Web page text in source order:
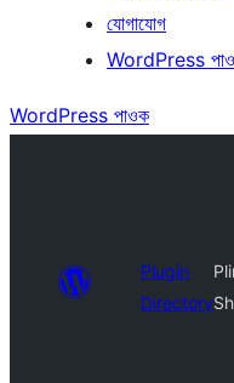
যোগাযোগ
WordPress
WordPress পাওক
Plugin
Directory